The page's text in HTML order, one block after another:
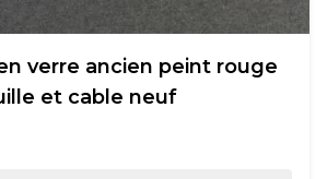
verre ancien peint rouge
et cable neuf